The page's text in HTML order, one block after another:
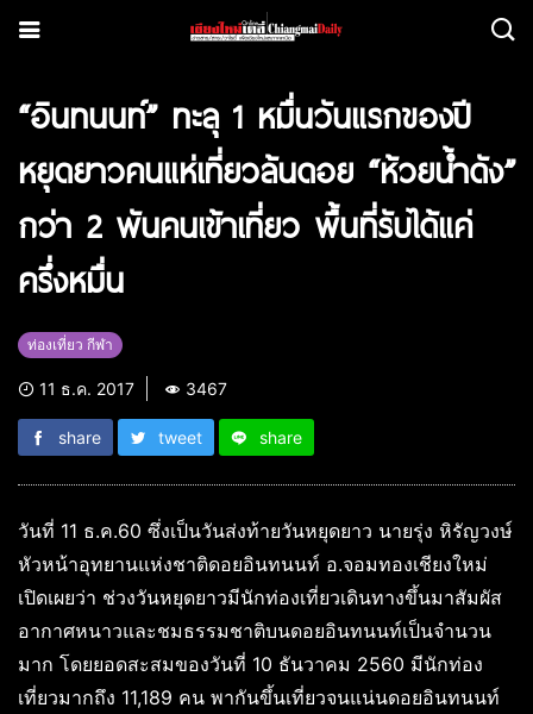
“อินทนนท์” ทะลุ 1 หมื่นวันแรกของปี
หยุดยาวคนแห่เที่ยวล้นดอย “ห้วยน้ำดัง”
กว่า 2 พันคนเข้าเที่ยว พื้นที่รับได้แค่
ครึ่งหมื่น
ท่องเที่ยว กีฬา
11 ธ.ค. 2017 3467
share tweet share
วันที่ 11 ธ.ค.60 ซึ่งเป็นวันส่งท้ายวันหยุดยาว นายรุ่ง หิรัญวงษ์
หัวหน้าอุทยานแห่งชาติดอยอินทนนท์ อ.จอมทองเชียงใหม่
เปิดเผยว่า ช่วงวันหยุดยาวมีนักท่องเที่ยวเดินทางขึ้นมาสัมผัส
อากาศหนาวและชมธรรมชาติบนดอยอินทนนท์เป็นจำนวน
มาก โดยยอดสะสมของวันที่ 10 ธันวาคม 2560 มีนักท่อง
เที่ยวมากถึง 11,189 คน พากันขึ้นเที่ยวจนแน่นดอยอินทนนท์